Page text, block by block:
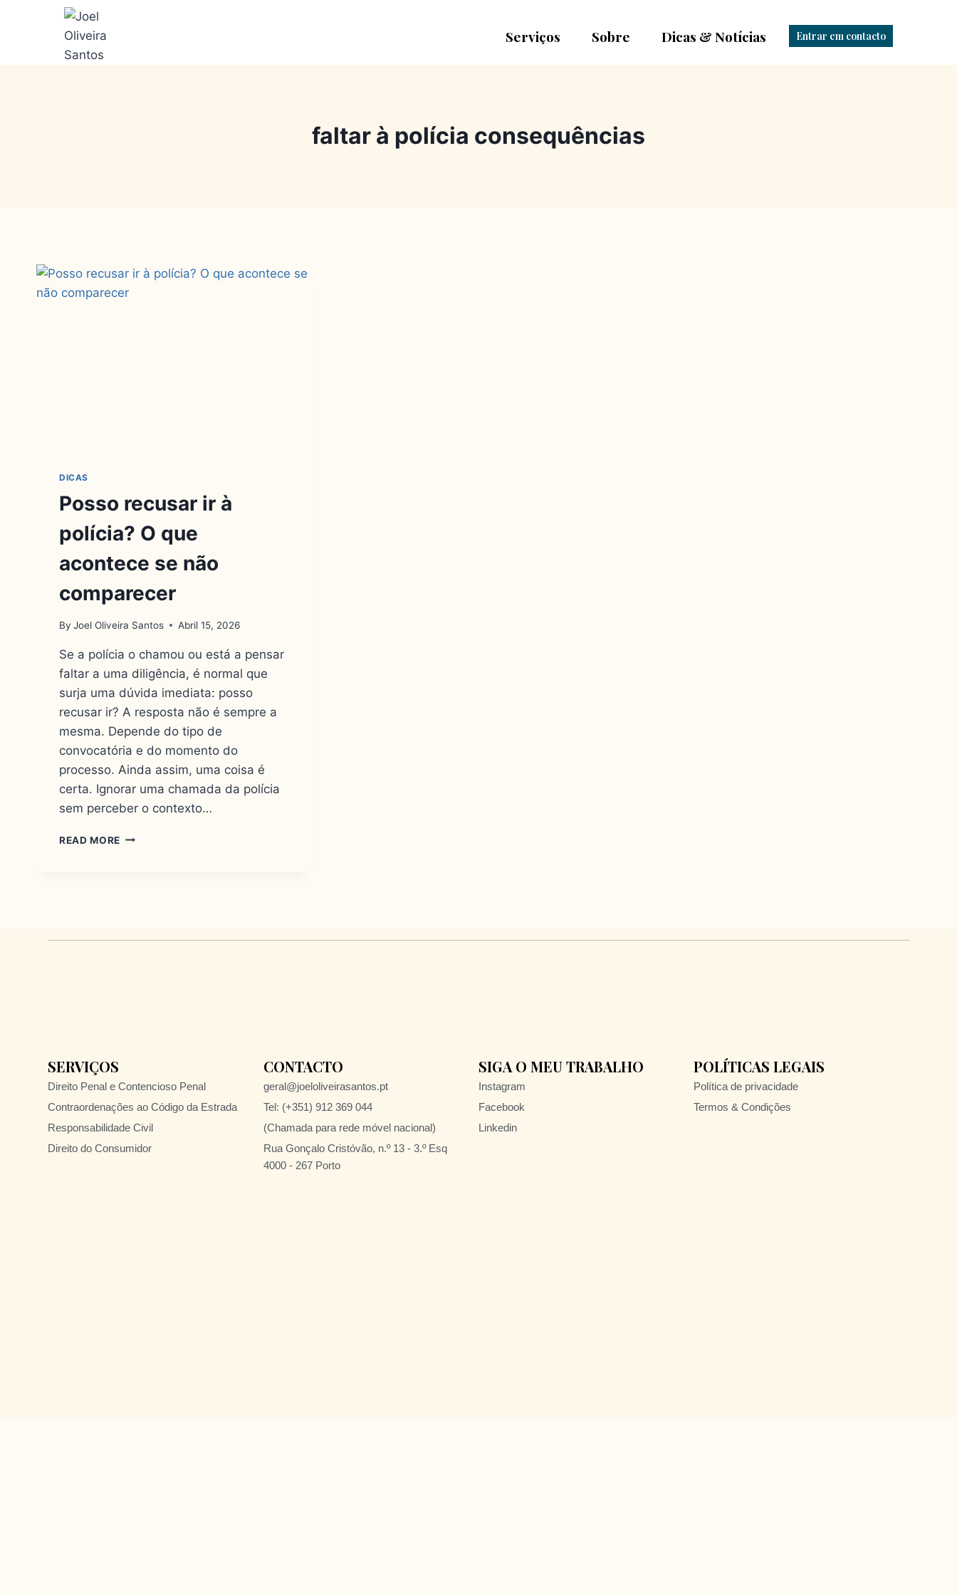
Serviços Sobre Dicas & Notícias Entrar em contacto
faltar à polícia consequências
DICAS
Posso recusar ir à
polícia? O que
acontece se não
comparecer
By Joel Oliveira Santos Abril 15, 2026
Se a polícia o chamou ou está a pensar
faltar a uma diligência, é normal que
surja uma dúvida imediata: posso
recusar ir? A resposta não é sempre a
mesma. Depende do tipo de
convocatória e do momento do
processo. Ainda assim, uma coisa é
certa. Ignorar uma chamada da polícia
sem perceber o contexto…
READ MORE
SERVIÇOS
Direito Penal e Contencioso Penal
Contraordenações ao Código da Estrada
Responsabilidade Civil
Direito do Consumidor
CONTACTO
geral@joeloliveirasantos.pt
Tel: (+351) 912 369 044
(Chamada para rede móvel nacional)
Rua Gonçalo Cristóvão, n.º 13 - 3.º Esq
4000 - 267 Porto
SIGA O MEU TRABALHO
Instagram
Facebook
Linkedin
POLÍTICAS LEGAIS
Política de privacidade
Termos & Condições